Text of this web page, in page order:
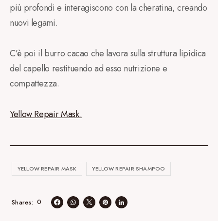
più profondi e interagiscono con la cheratina, creando
nuovi legami.
C’è poi il burro cacao che lavora sulla struttura lipidica
del capello restituendo ad esso nutrizione e
compattezza.
Yellow Repair Mask.
YELLOW REPAIR MASK YELLOW REPAIR SHAMPOO
0
Shares